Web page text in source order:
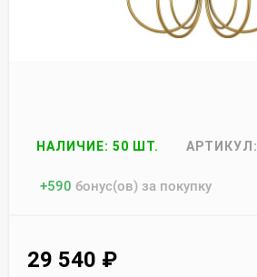
НАЛИЧИЕ: 50 ШТ. АРТИКУЛ:
+590 бонус(ов) за покупку
29 540 ₽